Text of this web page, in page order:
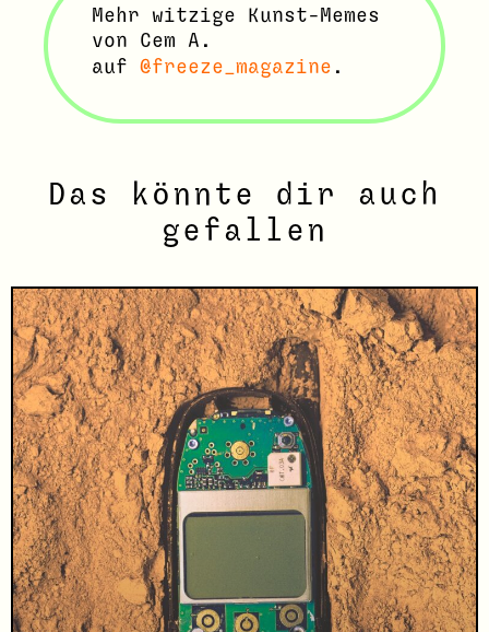
Mehr witzige Kunst-Memes
von Cem A.
auf @freeze_magazine .
Das könnte dir auch
gefallen